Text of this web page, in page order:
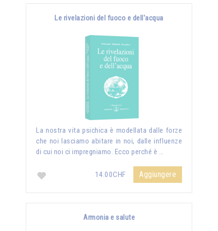
Le rivelazioni del fuoco e dell'acqua
La nostra vita psichica è modellata dalle forze
che noi lasciamo abitare in noi, dalle influenze
di cui noi ci impregniamo. Ecco perché è …
14.00CHF Aggiungere
Armonia e salute